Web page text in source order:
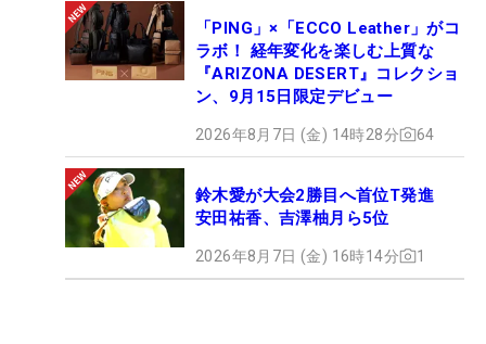
「PING」×「ECCO Leather」がコ
ラボ！ 経年変化を楽しむ上質な
『ARIZONA DESERT』コレクショ
ン、9月15日限定デビュー
2026年8月7日 (金) 14時28分 64
鈴木愛が大会2勝目へ首位T発進
安田祐香、吉澤柚月ら5位
2026年8月7日 (金) 16時14分 1